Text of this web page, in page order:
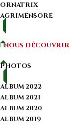
ORNATRIX
AGRIMENSORE
NOUS DÉCOUVRIR
PHOTOS
ALBUM 2022
ALBUM 2021
ALBUM 2020
ALBUM 2019